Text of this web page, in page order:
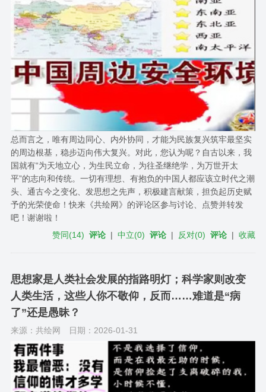
总而言之，唯有周边同心、内外协同，才能为民族复兴筑牢最坚实
的周边根基，稳步迈向伟大复兴。对此，您认为呢？自古以来，我
国就有“为天地立心，为生民立命，为往圣继绝学，为万世开太
平”的志向和传统。一切有理想、有抱负的中国人都应该立时代之潮
头、通古今之变化、发思想之先声，积极建言献策，担负起历史赋
予的光荣使命！快来《共绘网》的评论区参与讨论、点赞并转发
吧！谢谢啦！
赞同(14) 评论 |中立(0) 评论 | 反对(0) 评论 |收藏
思想家是人类社会发展的指路明灯；科学家则改变
人类生活，这些人你不敬仰，反而……难道是“病
了”还是愚昧？
来源：共绘网 日期：2026-01-31